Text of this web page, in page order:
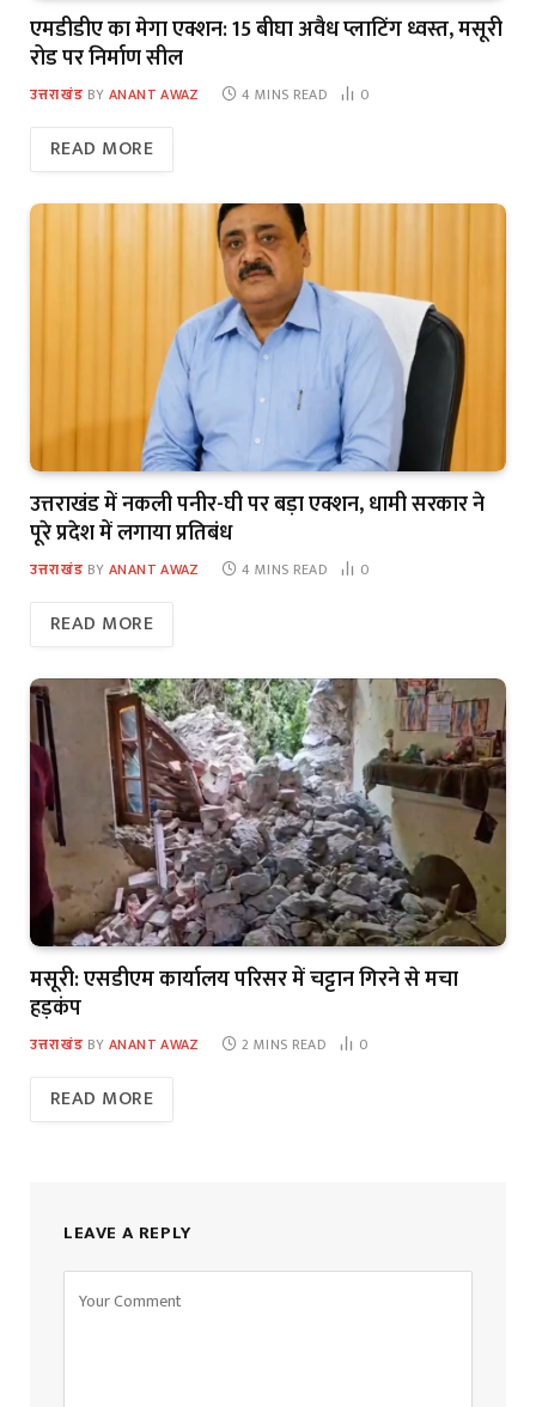
एमडीडीए का मेगा एक्शन: 15 बीघा अवैध प्लाटिंग ध्वस्त, मसूरी
रोड पर निर्माण सील
उत्तराखंड BY ANANT AWAZ 4 MINS READ 0
READ MORE
उत्तराखंड में नकली पनीर-घी पर बड़ा एक्शन, धामी सरकार ने
पूरे प्रदेश में लगाया प्रतिबंध
उत्तराखंड BY ANANT AWAZ 4 MINS READ 0
READ MORE
मसूरी: एसडीएम कार्यालय परिसर में चट्टान गिरने से मचा
हड़कंप
उत्तराखंड BY ANANT AWAZ 2 MINS READ 0
READ MORE
LEAVE A REPLY